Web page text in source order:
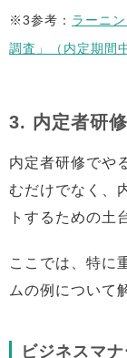
※3参考： ラーニ
調査」（内定期間
3. 内定者研
内定者研修でや
むだけでなく、
トするための土
ここでは、特に
ムの例について
ビジネスマ